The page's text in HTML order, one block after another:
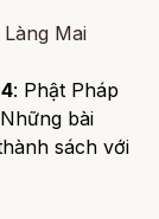
Làng Mai
: Phật Pháp
bài
sách với